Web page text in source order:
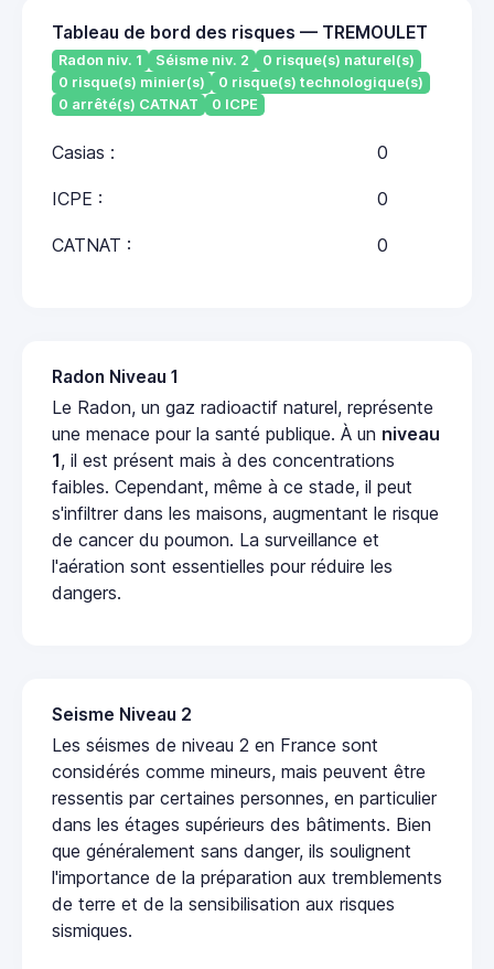
Tableau de bord des risques — TREMOULET
Radon niv. 1 Séisme niv. 2
0 risque(s) naturel(s)
0 risque(s) minier(s)
0 risque(s) technologique(s)
0 arrêté(s) CATNAT
0 ICPE
Casias : 0
ICPE : 0
CATNAT : 0
Radon Niveau 1
Le Radon, un gaz radioactif naturel, représente
une menace pour la santé publique. À un niveau
1, il est présent mais à des concentrations
faibles. Cependant, même à ce stade, il peut
s'infiltrer dans les maisons, augmentant le risque
de cancer du poumon. La surveillance et
l'aération sont essentielles pour réduire les
dangers.
Seisme Niveau 2
Les séismes de niveau 2 en France sont
considérés comme mineurs, mais peuvent être
ressentis par certaines personnes, en particulier
dans les étages supérieurs des bâtiments. Bien
que généralement sans danger, ils soulignent
l'importance de la préparation aux tremblements
de terre et de la sensibilisation aux risques
sismiques.